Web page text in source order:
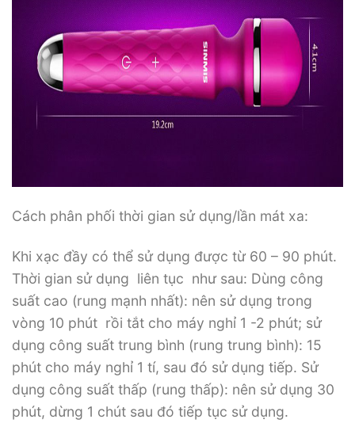
Cách phân phối thời gian sử dụng/lần mát xa:
Khi xạc đầy có thể sử dụng được từ 60 – 90 phút.
Thời gian sử dụng liên tục như sau: Dùng công
suất cao (rung mạnh nhất): nên sử dụng trong
vòng 10 phút rồi tắt cho máy nghỉ 1 -2 phút; sử
dụng công suất trung bình (rung trung bình): 15
phút cho máy nghỉ 1 tí, sau đó sử dụng tiếp. Sử
dụng công suất thấp (rung thấp): nên sử dụng 30
phút, dừng 1 chút sau đó tiếp tục sử dụng.